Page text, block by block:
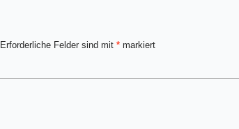
Erforderliche Felder sind mit * markiert